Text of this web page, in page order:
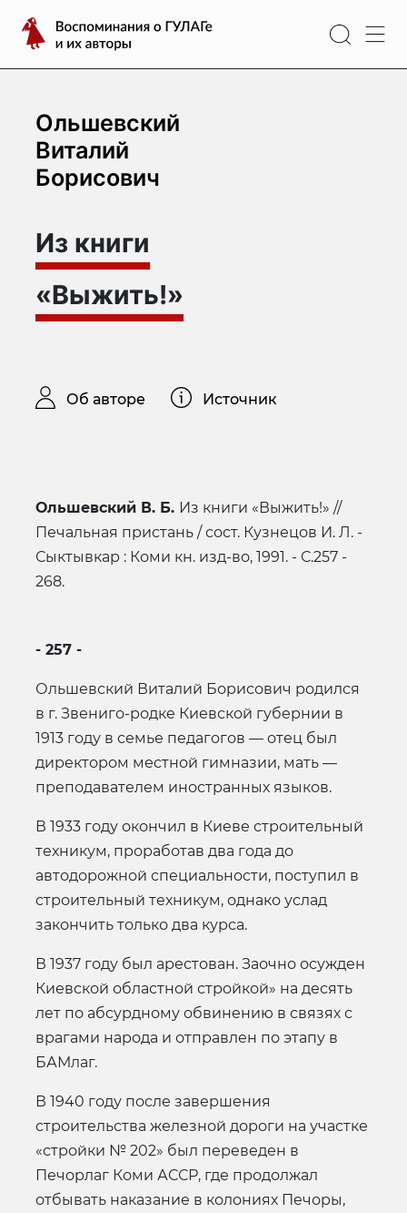
содержимому
Воспоминания
о
ГУЛАГе
их
авторы
Ольшевский
Виталий
Борисович
Из книги
«Выжить!»
Об авторе Источник
Ольшевский В. Б. Из книги «Выжить!» //
Печальная пристань / сост. Кузнецов И. Л. -
Сыктывкар : Коми кн. изд-во, 1991. - С.257 -
268.
- 257 -
Ольшевский Виталий Борисович родился
в г. Звениго-родке Киевской губернии в
1913 году в семье педагогов — отец был
директором местной гимназии, мать —
преподавателем иностранных языков.
В 1933 году окончил в Киеве строительный
техникум, проработав два года до
автодорожной специальности, поступил в
строительный техникум, однако услад
закончить только два курса.
В 1937 году был арестован. Заочно осужден
Киевской областной стройкой» на десять
лет по абсурдному обвинению в связях с
врагами народа и отправлен по этапу в
БАМлаг.
В 1940 году после завершения
строительства железной дороги на участке
«стройки № 202» был переведен в
Печорлаг Коми АССР, где продолжал
отбывать наказание в колониях Печоры,